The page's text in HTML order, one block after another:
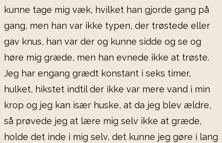
kunne tage mig væk, hvilket han gjorde gang på
gang, men han var ikke typen, der trøstede eller
gav knus, han var der og kunne sidde og se og
høre mig græde, men han evnede ikke at trøste.
Jeg har engang grædt konstant i seks timer,
hulket, hikstet indtil der ikke var mere vand i min
krop og jeg kan især huske, at da jeg blev ældre,
så prøvede jeg at lære mig selv ikke at græde,
holde det inde i mig selv, det kunne jeg gøre i lang